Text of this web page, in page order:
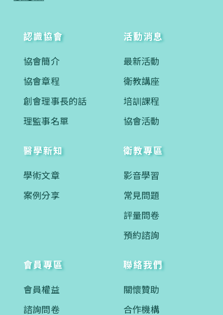
認識協會
協會簡介
協會章程
創會理事長的話
理監事名單
活動消息
最新活動
衛教講座
培訓課程
協會活動
醫學新知
學術文章
案例分享
衛教專區
影音學習
常見問題
評量問卷
預約諮詢
會員專區
會員權益
諮詢問卷
聯絡我們
關懷贊助
合作機構